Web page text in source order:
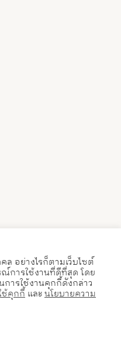
ของเราทาง Facebook
อย่างไรก็ตามเว็บไซต์
การใช้งานที่ดีที่สุด โดย
ารใช้งานคุกกี้ดังกล่าว
ช้คุกกี้ และนโยบายความ